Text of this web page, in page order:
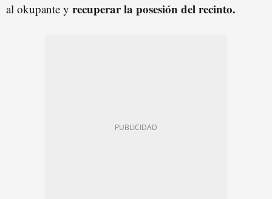
al okupante y recuperar la posesión del recinto.